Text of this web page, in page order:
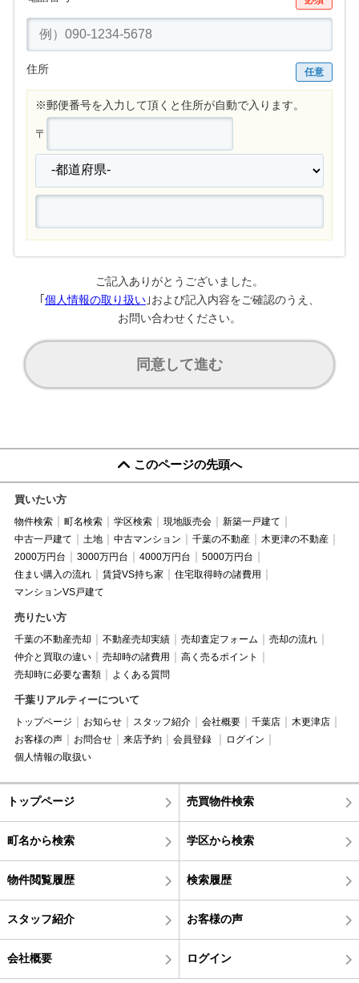
住所 任意
※郵便番号を入力して頂くと住所が自動で入ります。
〒
ご記入ありがとうございました。
個人情報の取り扱い｣および記入内容をご確認のうえ、
お問い合わせください。
同意して進む
このページの先頭へ
買いたい方
物件検索 町名検索 学区検索 現地販売会
新築一戸建て
中古一戸建て
土地 中古マンション 千葉の不動産
木更津の不動産
2000万円台
3000万円台 4000万円台
5000万円台
住まい購入の流れ
賃貸VS持ち家
住宅取得時の諸費用
マンションVS戸建て
売りたい方
千葉の不動産売却 不動産売却実績 売却査定フォーム
売却の流れ
仲介と買取の違い
売却時の諸費用
高く売るポイント
売却時に必要な書類
よくある質問
千葉リアルティーについて
トップページ お知らせ スタッフ紹介 会社概要 千葉店
木更津店
お客様の声
お問合せ 来店予約 会員登録
ログイン
個人情報の取扱い
トップページ 売買物件検索
町名から検索 学区から検索
物件閲覧履歴 検索履歴
スタッフ紹介 お客様の声
会社概要 ログイン